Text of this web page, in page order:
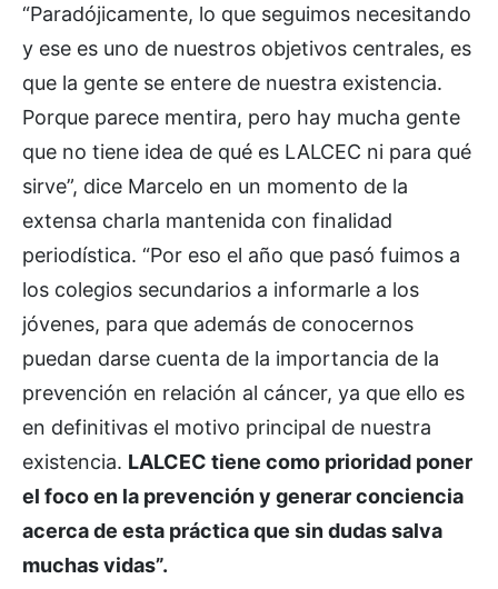
“Paradójicamente, lo que seguimos necesitando
y ese es uno de nuestros objetivos centrales, es
que la gente se entere de nuestra existencia.
Porque parece mentira, pero hay mucha gente
que no tiene idea de qué es LALCEC ni para qué
sirve”, dice Marcelo en un momento de la
extensa charla mantenida con finalidad
periodística. “Por eso el año que pasó fuimos a
los colegios secundarios a informarle a los
jóvenes, para que además de conocernos
puedan darse cuenta de la importancia de la
prevención en relación al cáncer, ya que ello es
en definitivas el motivo principal de nuestra
existencia. LALCEC tiene como prioridad poner
el foco en la prevención y generar conciencia
acerca de esta práctica que sin dudas salva
muchas vidas”.